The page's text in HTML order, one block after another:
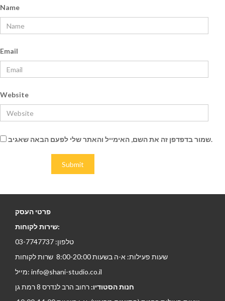
Name
Email
Website
שמור בדפדפן זה את השם, האימייל והאתר שלי לפעם הבאה שאגיב.
פרטי העסק
שירות לקוחות:
טלפון: 03-7747737
שעות פעילות: א-ה בשעות 8:00-20:00 שרות לקוחות
מייל: info@shani-studio.co.il
חנות הסטודיו: רחוב הרב לנדרס 8 רמת גן